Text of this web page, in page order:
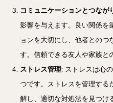
コミュニケーションとつなが
影響を与えます。良い関係を
ョンを大切にし、他者との
す。信頼できる友人や家族と
ストレス管理: ストレスは心
つです。ストレスを管理する
解し、適切な対処法を見つけ